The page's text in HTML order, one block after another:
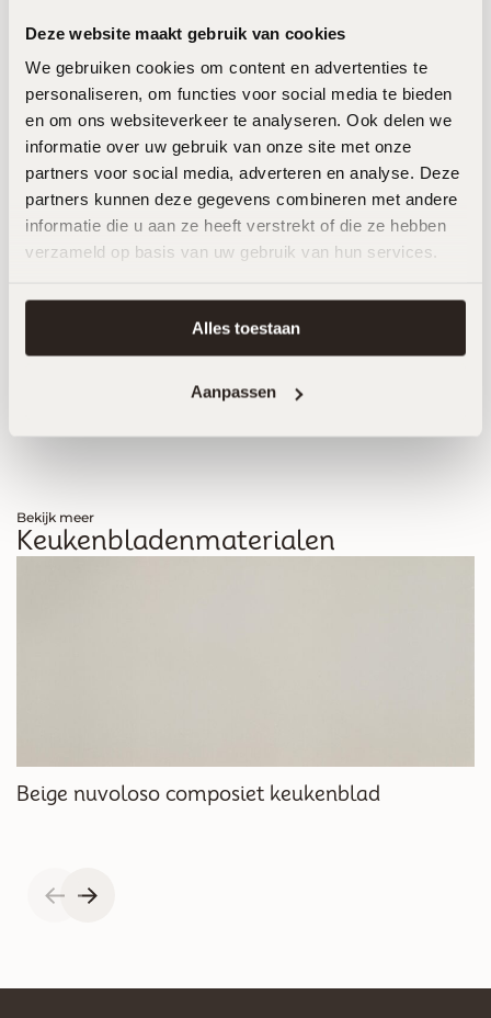
Deze website maakt gebruik van cookies
We gebruiken cookies om content en advertenties te
personaliseren, om functies voor social media te bieden
en om ons websiteverkeer te analyseren. Ook delen we
informatie over uw gebruik van onze site met onze
partners voor social media, adverteren en analyse. Deze
partners kunnen deze gegevens combineren met andere
informatie die u aan ze heeft verstrekt of die ze hebben
verzameld op basis van uw gebruik van hun services.
Alles toestaan
Aanpassen
Ontdek Eikmeester in onze fonkelnieuwe 400m2
showroom in Roden. Stap binnen en laat je
inspireren door de tijdloze elegantie van onze
Japandi Stijl keukens. In onze showroom brengen
we jouw keukendromen tot leven.
Plan een afspraak
Bekijk meer
Keukenbladenmaterialen
Beige nuvoloso composiet keukenblad